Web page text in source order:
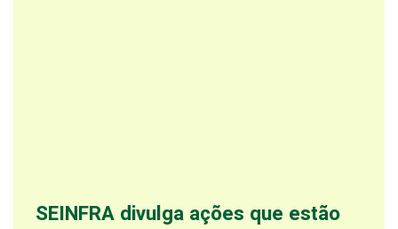
SEINFRA divulga ações que estão